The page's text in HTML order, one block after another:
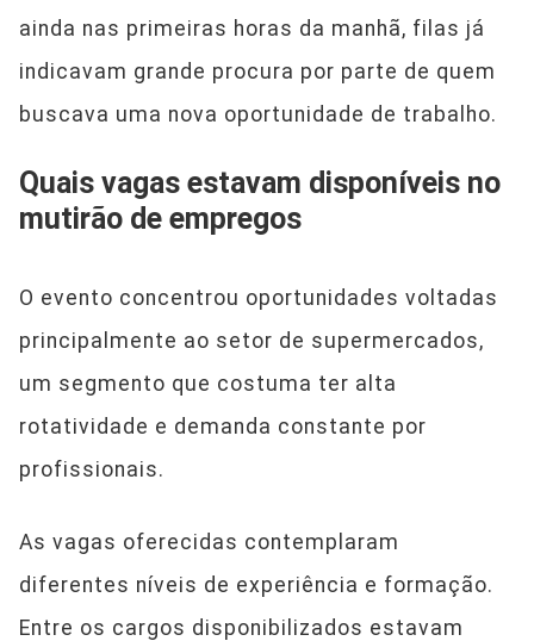
ainda nas primeiras horas da manhã, filas já
indicavam grande procura por parte de quem
buscava uma nova oportunidade de trabalho.
Quais vagas estavam disponíveis no
mutirão de empregos
O evento concentrou oportunidades voltadas
principalmente ao setor de supermercados,
um segmento que costuma ter alta
rotatividade e demanda constante por
profissionais.
As vagas oferecidas contemplaram
diferentes níveis de experiência e formação.
Entre os cargos disponibilizados estavam